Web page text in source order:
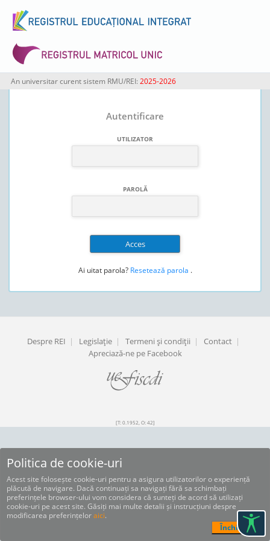
An universitar curent sistem RMU/REI: 2025-2026
Autentificare
UTILIZATOR
PAROLĂ
Ai uitat parola? Resetează parola .
Despre REI | Legislaţie | Termeni şi condiţii | Contact |
Apreciază-ne pe Facebook
[T: 0.1952, O: 42]
Politica de cookie-uri
Acest site folosește cookie-uri pentru a asigura utilizatorilor o experiență
plăcută de navigare. Dacă continuați sa navigați fără sa schimbați
preferințele browser-ului vom considera că sunteți de acord să utilizați
cookie-uri pe acest site. Găsiți mai multe detalii și instrucțiuni despre
modificarea preferințeloraici.